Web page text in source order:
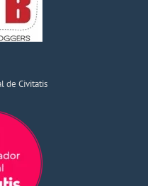
de Civitatis